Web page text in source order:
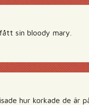
sin bloody mary.
hur korkade de